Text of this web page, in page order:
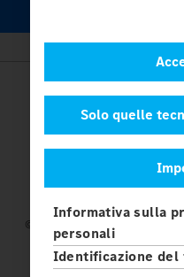
Solo quelle
Informativa sulla
personali
Identificazione del
© 2026 Daimler Truck AG.
Benz sono marchi di